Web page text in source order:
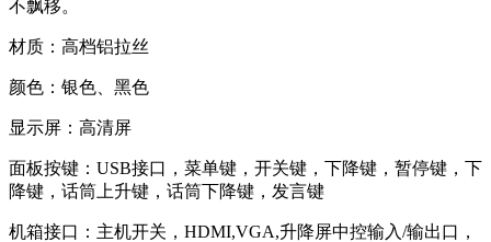
不飘移。
材质：高档铝拉丝
颜色：银色、黑色
显示屏：高清屏
面板按键：USB接口，菜单键，开关键，下降键，暂停键，下
降键，话筒上升键，话筒下降键，发言键
机箱接口：主机开关，HDMI,VGA,升降屏中控输入/输出口，